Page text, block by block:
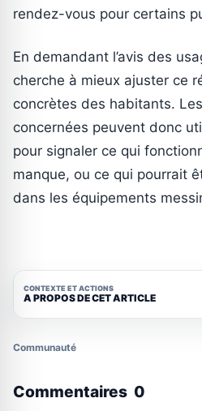
rendez-vous pour certains
En demandant l’avis des
cherche à mieux ajuster ce
concrètes des habitants.
concernées peuvent donc
pour signaler ce qui
manque, ou ce qui pourrait
dans les équipements
CONTEXTE ET ACTIONS
A PROPOS DE CET ARTICLE
Communauté
Commentaires 0